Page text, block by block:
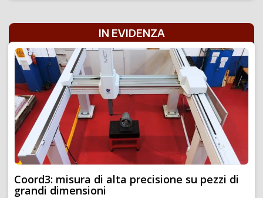
IN EVIDENZA
Coord3: misura di alta precisione su pezzi di
grandi dimensioni